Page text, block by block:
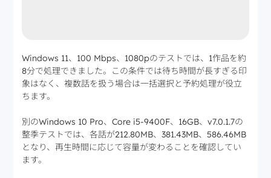
Windows 11、100 Mbps、1080pのテストでは、1作品を約
8分で処理できました。この条件では待ち時間が長すぎる印
象はなく、複数話を扱う場合は一括選択と予約処理が役立
ちます。
別のWindows 10 Pro、Core i5-9400F、16GB、v7.0.1.7の
整季テストでは、各話が212.80MB、381.43MB、586.46MB
となり、再生時間に応じて容量が変わることを確認してい
ます。